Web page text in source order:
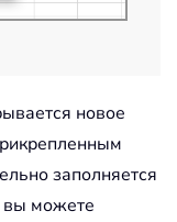
новое
заполняется
вы можете